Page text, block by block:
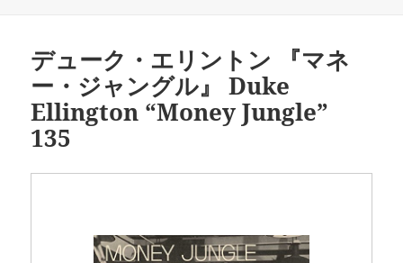
デューク・エリントン 『マネ
ー・ジャングル』 Duke
Ellington “Money Jungle”
135